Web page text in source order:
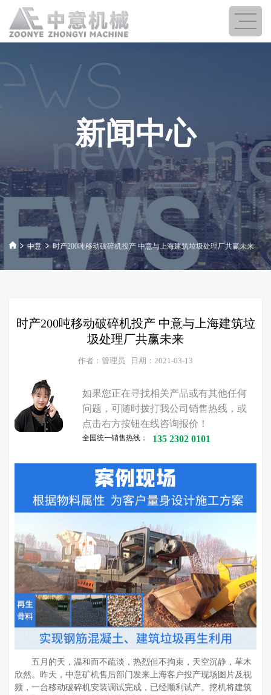
新闻中心
中意 时产200吨移动破碎机投产 中意与上海建筑垃圾处理厂共赢未来
时产200吨移动破碎机投产 中意与上海建筑垃
圾处理厂共赢未来
作者：管理员 日期：2021-03-13
如果您正在寻找相关产品或有其他任何
问题，可随时拨打我公司销售热线，或
点击右方按钮在线咨询报价！
全国统一销售热线： 135 2302 0101
五月的天，温和而不疏淡，热烈但不拘束，天空沉静，草木
欣然。昨天，中意矿机售后部门发来上海客户投产现场图片及视
频，一台移动破碎机安装调试完成，已经顺利试产。挖机将建筑